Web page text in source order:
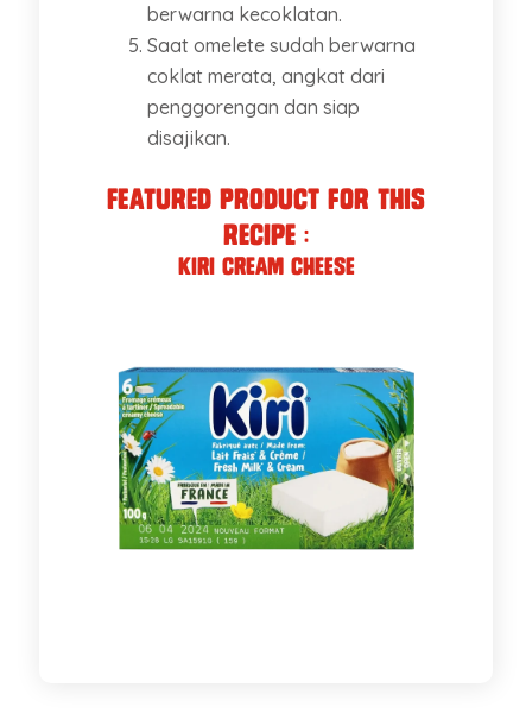
berwarna kecoklatan.
Saat omelete sudah berwarna
coklat merata, angkat dari
penggorengan dan siap
disajikan.
Featured Product for this
recipe :
Kiri cream cheese